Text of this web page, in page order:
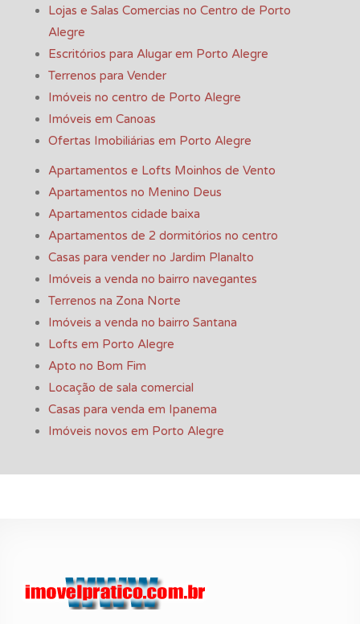
Lojas e Salas Comercias no Centro de Porto
Alegre
Escritórios para Alugar em Porto Alegre
Terrenos para Vender
Imóveis no centro de Porto Alegre
Imóveis em Canoas
Ofertas Imobiliárias em Porto Alegre
Apartamentos e Lofts Moinhos de Vento
Apartamentos no Menino Deus
Apartamentos cidade baixa
Apartamentos de 2 dormitórios no centro
Casas para vender no Jardim Planalto
Imóveis a venda no bairro navegantes
Terrenos na Zona Norte
Imóveis a venda no bairro Santana
Lofts em Porto Alegre
Apto no Bom Fim
Locação de sala comercial
Casas para venda em Ipanema
Imóveis novos em Porto Alegre